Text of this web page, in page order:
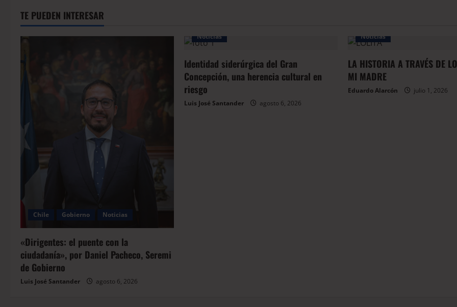
TE PUEDEN INTERESAR
Chile Gobierno Noticias
«Dirigentes: el puente con la
ciudadanía», por Daniel Pacheco, Seremi
de Gobierno
Luis José Santander agosto 6, 2026
Noticias
Identidad siderúrgica del Gran
Concepción, una herencia cultural en
riesgo
Luis José Santander agosto 6, 2026
Noticias
LA HISTORIA A TRAVÉS DE
MI MADRE
Eduardo Alarcón julio 1, 2026